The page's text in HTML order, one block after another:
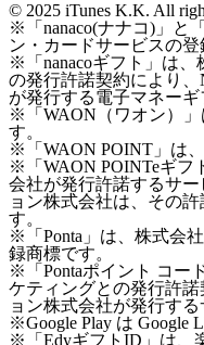
© 2025 iTunes K.K. All
※「nanaco(ナナコ)」と
ン・カードサービスの登
※「nanacoギフト」は、
の発行許諾契約により
が発行する電子マネーギ
※「WAON（ワオン）
す。
※「WAON POINT」は
※「WAON POINTeギフ
会社が発行許諾するサ
ョン株式会社は、その
す。
※「Ponta」は、株式会
録商標です。
※「Pontaポイント コー
ケティングとの発行許
ョン株式会社が発行する
※Google Play は Google
※「EdyギフトID」は、